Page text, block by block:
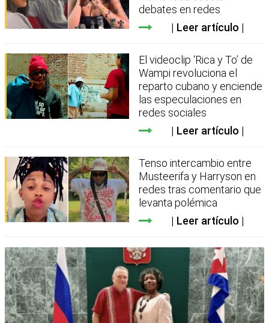
debates en redes
Leer artículo
El videoclip ‘Rica y To’ de
Wampi revoluciona el
reparto cubano y enciende
las especulaciones en
redes sociales
Leer artículo
Tenso intercambio entre
Musteerifa y Harryson en
redes tras comentario que
levanta polémica
Leer artículo